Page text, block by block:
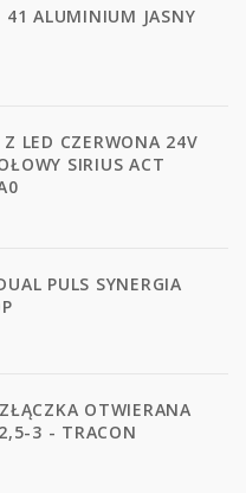
ALUMINIUM JASNY
LED CZERWONA 24V
SIRIUS ACT
PULS SYNERGIA
OTWIERANA
3 - TRACON